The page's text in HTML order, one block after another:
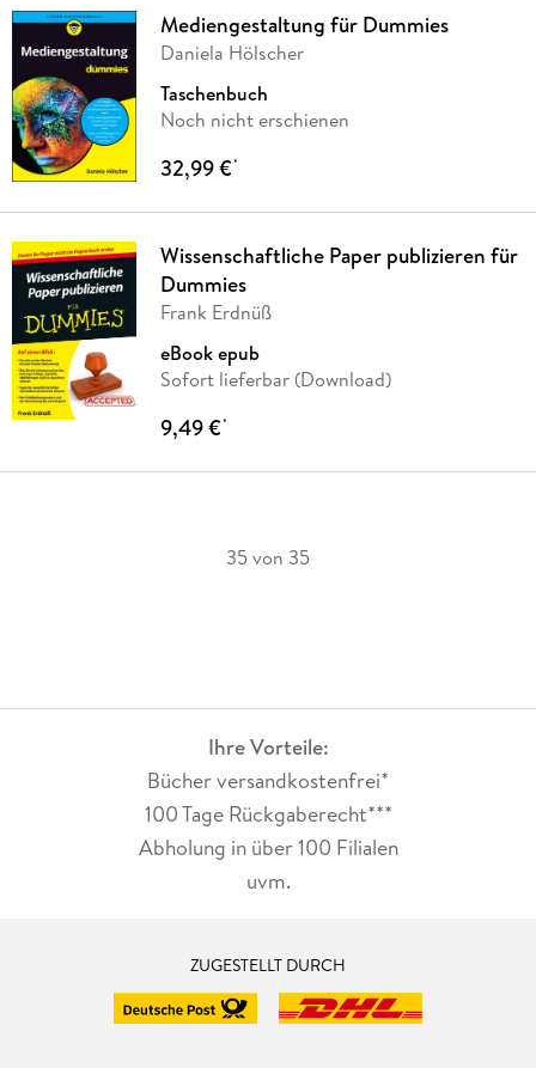
Mediengestaltung für Dummies
Daniela Hölscher
Taschenbuch
Noch nicht erschienen
32,99 €*
Wissenschaftliche Paper publizieren für
Dummies
Frank Erdnüß
eBook epub
Sofort lieferbar (Download)
9,49 €*
35 von 35
Ihre Vorteile:
Bücher versandkostenfrei*
100 Tage Rückgaberecht***
Abholung in über 100 Filialen
uvm.
ZUGESTELLT DURCH